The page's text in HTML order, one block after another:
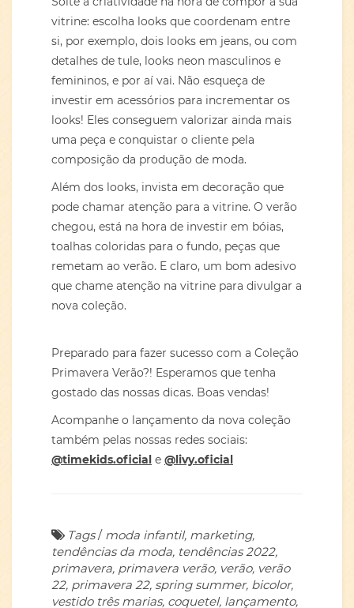
vitrine: escolha looks que coordenam entre
si, por exemplo, dois looks em jeans, ou com
detalhes de tule, looks neon masculinos e
femininos, e por aí vai. Não esqueça de
investir em acessórios para incrementar os
looks! Eles conseguem valorizar ainda mais
uma peça e conquistar o cliente pela
composição da produção de moda.
Além dos looks, invista em decoração que
pode chamar atenção para a vitrine. O verão
chegou, está na hora de investir em bóias,
toalhas coloridas para o fundo, peças que
remetam ao verão. E claro, um bom adesivo
que chame atenção na vitrine para divulgar a
nova coleção.
Preparado para fazer sucesso com a Coleção
Primavera Verão?! Esperamos que tenha
gostado das nossas dicas. Boas vendas!
Acompanhe o lançamento da nova coleção
também pelas nossas redes sociais:
@timekids.oficial e @livy.oficial
Tags/ moda infantil, marketing,
tendências da moda, tendências 2022,
primavera, primavera verão, verão, verão
22, primavera 22, spring summer, bicolor,
vestido três marias, coquetel, lançamento,